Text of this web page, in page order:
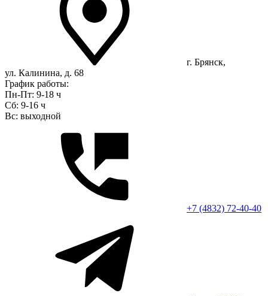
г. Брянск,
ул. Калинина, д. 68
График работы:
Пн-Пт: 9-18 ч
Сб: 9-16 ч
Вс: выходной
+7 (4832) 72-40-40